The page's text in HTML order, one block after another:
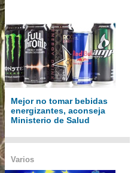
Mejor no tomar bebidas
energizantes, aconseja
Ministerio de Salud
Varios